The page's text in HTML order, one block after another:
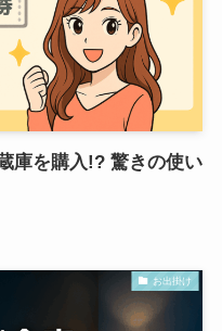
庫を購入!? 驚きの使い
お出掛け